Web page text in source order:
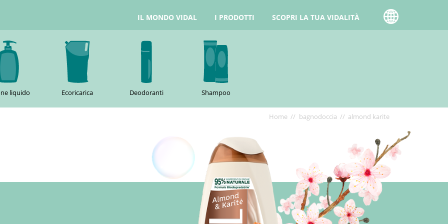
IL MONDO VIDAL I PRODOTTI SCOPRI LA TUA VIDALITÀ
liquido Ecoricarica Deodoranti Shampoo
Briciole
di
pane
Home bagnodoccia almond karite